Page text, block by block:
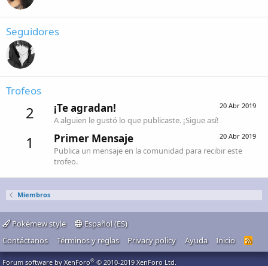
Seguidores
Trofeos
2 20 Abr 2019
¡Te agradan!
A alguien le gustó lo que publicaste. ¡Sigue así!
1 20 Abr 2019
Primer Mensaje
Publica un mensaje en la comunidad para recibir este
trofeo.
Miembros
Pokémew style
Español (ES)
Contáctanos
Términos y reglas Privacy policy Ayuda Inicio
R
S
Forum software by XenForo® © 2010-2019 XenForo Ltd.